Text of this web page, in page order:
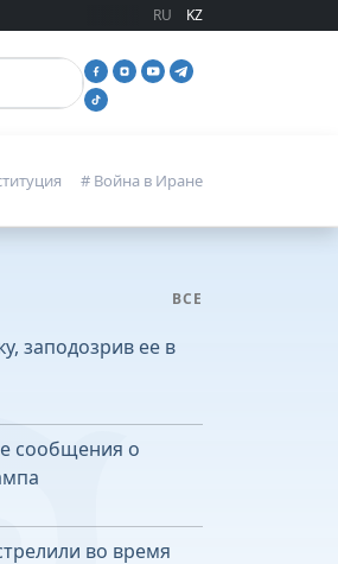
RU KZ
# Война в Иране
ВСЕ
заподозрив ее в
сообщения о
во время